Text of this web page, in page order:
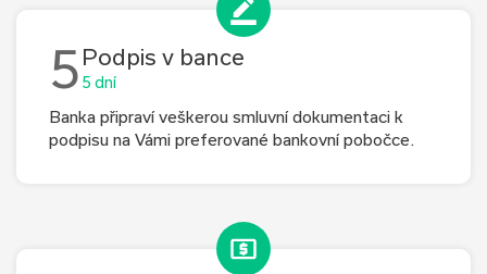
5 Podpis v bance
5 dní
Banka připraví veškerou smluvní dokumentaci k
podpisu na Vámi preferované bankovní pobočce.